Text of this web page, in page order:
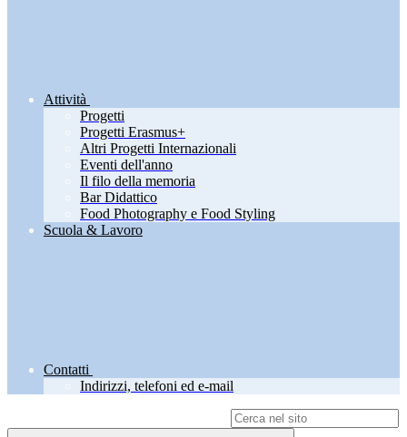
Attività
Progetti
Progetti Erasmus+
Altri Progetti Internazionali
Eventi dell'anno
Il filo della memoria
Bar Didattico
Food Photography e Food Styling
Scuola & Lavoro
Contatti
Indirizzi, telefoni ed e-mail